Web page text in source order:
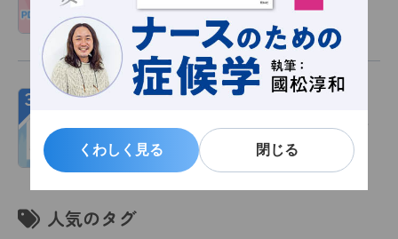
くわしく見る 閉じる
くわしく見る 閉じる
2026/08/03 会員限定 お知らせ
３
『風、薫る』で注目の「派出看護」―大関
染対策、患者との向き合い方
読み物
人気のタグ